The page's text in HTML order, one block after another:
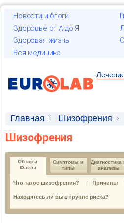
Новости и блоги
Здоровье от А до Я
Здоровая жизнь
Вся медицина
Главная Шизофрения
Шизофрения
Обзор и
Факты
Симптомы и
типы
Диагностика
анализы
Что такое шизофрения? | Причины
Находитесь ли вы в группе риска?